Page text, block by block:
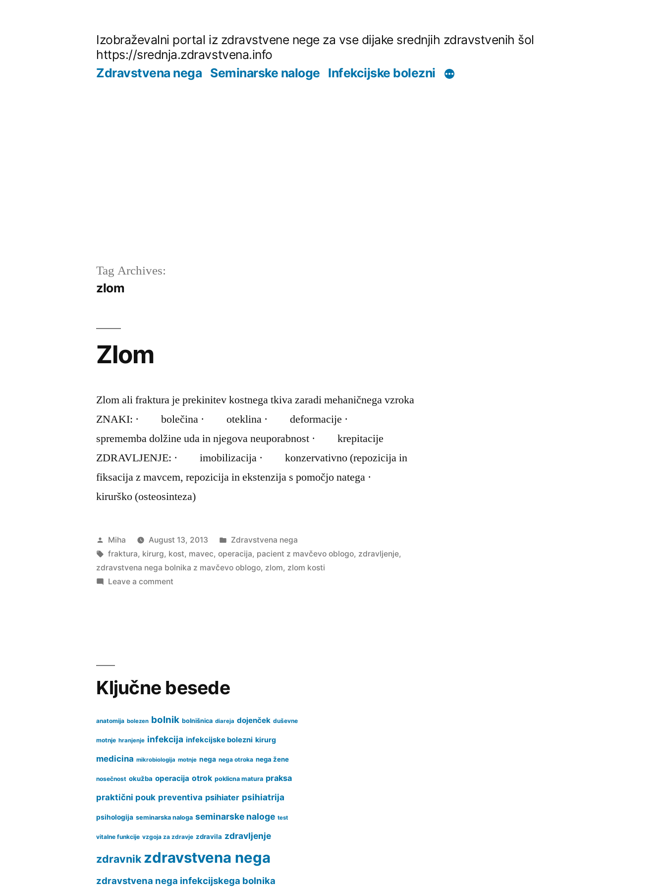
Izobraževalni portal iz zdravstvene nege za vse dijake srednjih zdravstvenih šol
https://srednja.zdravstvena.info
Zdravstvena nega Seminarske naloge Infekcijske bolezni
Tag Archives:
zlom
Zlom
Zlom ali fraktura je prekinitev kostnega tkiva zaradi mehaničnega vzroka
ZNAKI: · bolečina · oteklina · deformacije ·
sprememba dolžine uda in njegova neuporabnost · krepitacije
ZDRAVLJENJE: · imobilizacija · konzervativno (repozicija in
fiksacija z mavcem, repozicija in ekstenzija s pomočjo natega ·
kirurško (osteosinteza)
Posted
by
Miha August 13, 2013
Posted
in
Zdravstvena nega
Tags:
fraktura, kirurg, kost, mavec,operacija, pacient z mavčevo oblogo, zdravljenje,
zdravstvena nega bolnika z mavčevo oblogo, zlom, zlom kosti
Leave a comment
Ključne besede
anatomija bolezen bolnik bolnišnica diareja dojenček duševne
motnje hranjenje infekcija infekcijske bolezni kirurg
medicina mikrobiologija motnje nega nega otroka nega žene
nosečnost okužba operacija otrok poklicna matura praksa
praktični pouk preventiva psihiater psihiatrija
psihologija seminarska naloga seminarske naloge test
vitalne funkcije vzgoja za zdravje zdravila zdravljenje
zdravnik zdravstvena nega
zdravstvena nega infekcijskega bolnika